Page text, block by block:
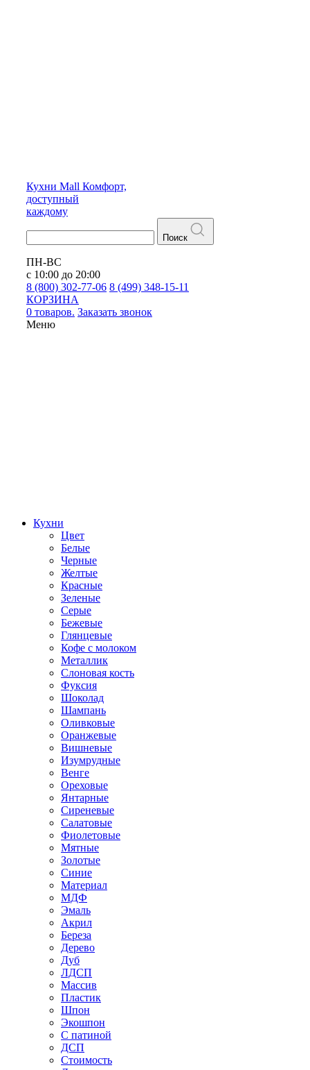
Кухни Mall Комфорт,
доступный
каждому
Поиск
ПН-ВС
с 10:00 до 20:00
8 (800) 302-77-06 8 (499) 348-15-11
КОРЗИНА
0 товаров. Заказать звонок
Меню
Кухни
Цвет
Белые
Черные
Желтые
Красные
Зеленые
Серые
Бежевые
Глянцевые
Кофе с молоком
Металлик
Слоновая кость
Фуксия
Шоколад
Шампань
Оливковые
Оранжевые
Вишневые
Изумрудные
Венге
Ореховые
Янтарные
Сиреневые
Салатовые
Фиолетовые
Мятные
Золотые
Синие
Материал
МДФ
Эмаль
Акрил
Береза
Дерево
Дуб
ЛДСП
Массив
Пластик
Шпон
Экошпон
С патиной
ДСП
Стоимость